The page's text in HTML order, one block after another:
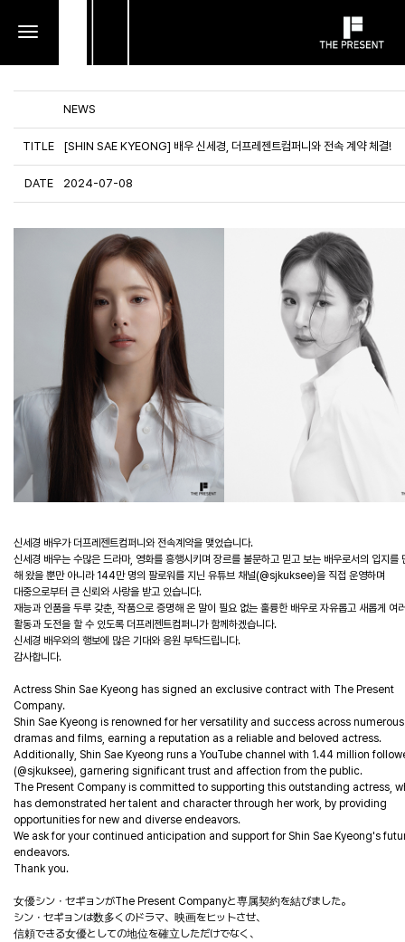
toggle
NEWS
TITLE [SHIN SAE KYEONG] 배우 신세경, 더프레젠트컴퍼니와 전속 계약 체결!
DATE 2024-07-08
신세경 배우가 더프레젠트컴퍼니와 전속계약을 맺었습니다.
신세경 배우는 수많은 드라마, 영화를 흥행시키며 장르를 불문하고 믿고 보는 배우로서의 입지를
해 왔을 뿐만 아니라 144만 명의 팔로워를 지닌 유튜브 채널(@sjkuksee)을 직접 운영하며
대중으로부터 큰 신뢰와 사랑을 받고 있습니다.
재능과 인품을 두루 갖춘, 작품으로 증명해 온 말이 필요 없는 훌륭한 배우로 자유롭고 새롭게 여
활동과 도전을 할 수 있도록 더프레젠트컴퍼니가 함께하겠습니다.
신세경 배우와의 행보에 많은 기대와 응원 부탁드립니다.
감사합니다.
Actress Shin Sae Kyeong has signed an exclusive contract with The Present
Company.
Shin Sae Kyeong is renowned for her versatility and success across numerous
dramas and films, earning a reputation as a reliable and beloved actress.
Additionally, Shin Sae Kyeong runs a YouTube channel with 1.44 million
(@sjkuksee), garnering significant trust and affection from the public.
The Present Company is committed to supporting this outstanding actress,
has demonstrated her talent and character through her work, by providing
opportunities for new and diverse endeavors.
We ask for your continued anticipation and support for Shin Sae Kyeong's
endeavors.
Thank you.
女優シン・セギョンがThe Present Companyと専属契約を結びました。
シン・セギョンは数多くのドラマ、映画をヒットさせ、
信頼できる女優としての地位を確立しただけでなく、